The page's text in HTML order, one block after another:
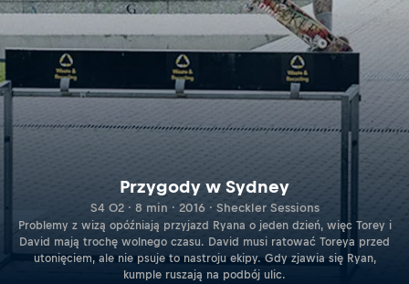
Przygody w Sydney
S4 O2 · 8 min · 2016 · Sheckler Sessions
Problemy z wizą opóźniają przyjazd Ryana o jeden dzień, więc Torey i
David mają trochę wolnego czasu. David musi ratować Toreya przed
utonięciem, ale nie psuje to nastroju ekipy. Gdy zjawia się Ryan,
kumple ruszają na podbój ulic.